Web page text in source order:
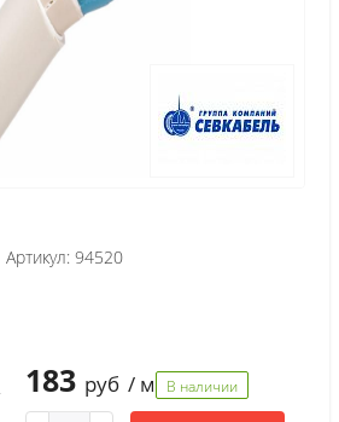
Артикул: 94520
183 руб / м В наличии
Характеристики